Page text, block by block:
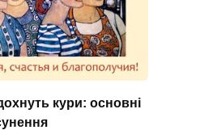
кури: основні